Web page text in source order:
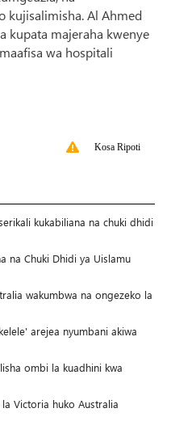
kujisalimisha. Al Ahmed
kupata majeraha kwenye
wa hospitali
Kosa Ripoti
kukabiliana na chuki dhidi
na Chuki Dhidi ya Uislamu
wakumbwa na ongezeko la
arejea nyumbani akiwa
ombi la kuadhini kwa
Victoria huko Australia